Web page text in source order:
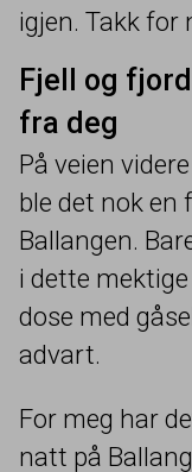
igjen. Takk for
Fjell og
fra deg
På veien
ble det nok en
Ballangen.
i dette
dose med
advart.
For meg har
natt på